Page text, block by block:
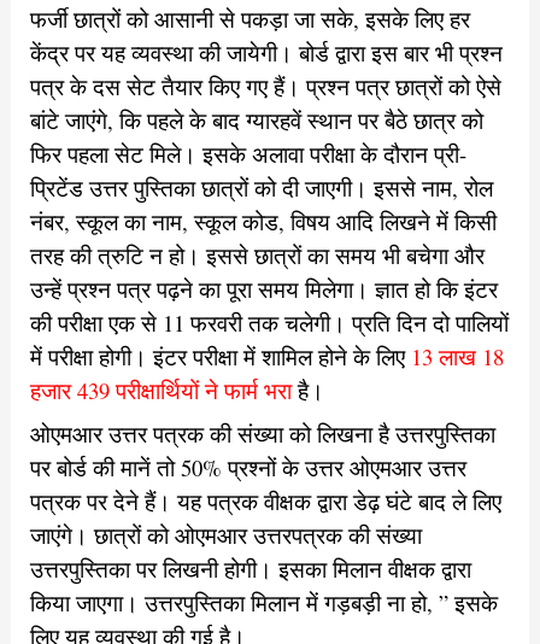
फर्जी छात्रों को आसानी से पकड़ा जा सके, इसके लिए हर
केंद्र पर यह व्यवस्था की जायेगी। बोर्ड द्वारा इस बार भी प्रश्न
पत्र के दस सेट तैयार किए गए हैं। प्रश्न पत्र छात्रों को ऐसे
बांटे जाएंगे, कि पहले के बाद ग्यारहवें स्थान पर बैठे छात्र को
फिर पहला सेट मिले। इसके अलावा परीक्षा के दौरान प्री-
प्रिटेंड उत्तर पुस्तिका छात्रों को दी जाएगी। इससे नाम, रोल
नंबर, स्कूल का नाम, स्कूल कोड, विषय आदि लिखने में किसी
तरह की त्रुटि न हो। इससे छात्रों का समय भी बचेगा और
उन्हें प्रश्न पत्र पढ़ने का पूरा समय मिलेगा। ज्ञात हो कि इंटर
की परीक्षा एक से 11 फरवरी तक चलेगी। प्रति दिन दो पालियों
में परीक्षा होगी। इंटर परीक्षा में शामिल होने के लिए 13 लाख 18
हजार 439 परीक्षार्थियों ने फार्म भराहै।
ओएमआर उत्तर पत्रक की संख्या को लिखना है उत्तरपुस्तिका
पर बोर्ड की मानें तो 50% प्रश्नों के उत्तर ओएमआर उत्तर
पत्रक पर देने हैं। यह पत्रक वीक्षक द्वारा डेढ़ घंटे बाद ले लिए
जाएंगे। छात्रों को ओएमआर उत्तरपत्रक की संख्या
उत्तरपुस्तिका पर लिखनी होगी। इसका मिलान वीक्षक द्वारा
किया जाएगा। उत्तरपुस्तिका मिलान में गड़बड़ी ना हो, ” इसके
लिए यह व्यवस्था की गई है।